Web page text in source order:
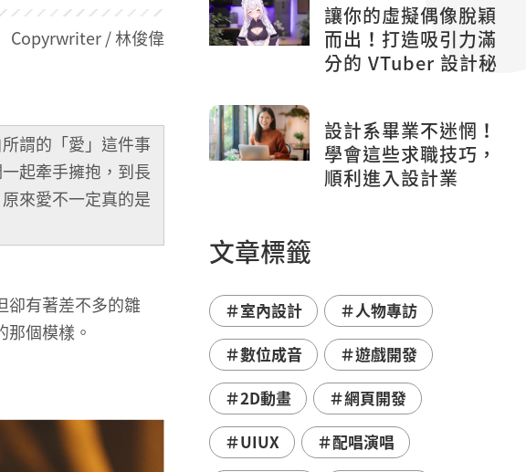
Copyrwriter / 林俊偉
謂的「愛」這件事
起牽手擁抱，到長
來愛不一定真的是
卻有著差不多的雛
個模樣。
讓你的虛擬偶像脫穎
而出！打造吸引力滿
分的 VTuber 設計秘
設計系畢業不迷惘！
學會這些求職技巧，
順利進入設計業
文章標籤
＃室內設計
＃人物專訪
＃數位成音
＃遊戲開發
＃2D動畫
＃網頁開發
＃UIUX
＃配唱演唱